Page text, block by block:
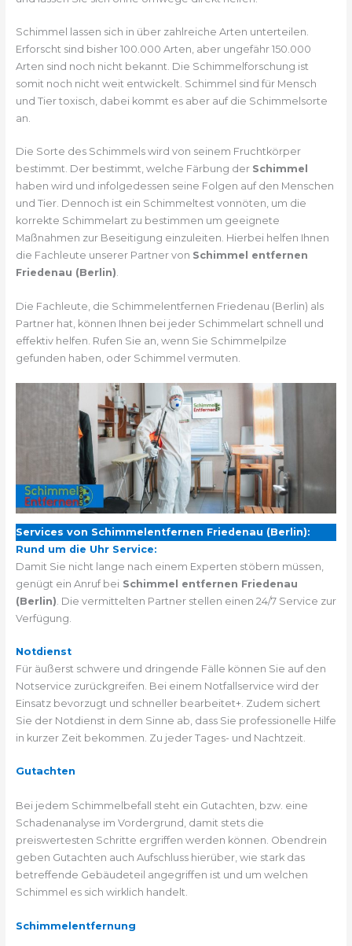
Schimmel lassen sich in über zahlreiche Arten unterteilen.
Erforscht sind bisher 100.000 Arten, aber ungefähr 150.000
Arten sind noch nicht bekannt. Die Schimmelforschung ist
somit noch nicht weit entwickelt. Schimmel sind für Mensch
und Tier toxisch, dabei kommt es aber auf die Schimmelsorte
an.
Die Sorte des Schimmels wird von seinem Fruchtkörper
bestimmt. Der bestimmt, welche Färbung der Schimmel
haben wird und infolgedessen seine Folgen auf den Menschen
und Tier. Dennoch ist ein Schimmeltest vonnöten, um die
korrekte Schimmelart zu bestimmen um geeignete
Maßnahmen zur Beseitigung einzuleiten. Hierbei helfen Ihnen
die Fachleute unserer Partner von Schimmel entfernen
Friedenau (Berlin).
Die Fachleute, die Schimmelentfernen Friedenau (Berlin) als
Partner hat, können Ihnen bei jeder Schimmelart schnell und
effektiv helfen. Rufen Sie an, wenn Sie Schimmelpilze
gefunden haben, oder Schimmel vermuten.
Services von Schimmelentfernen Friedenau (Berlin):
Rund um die Uhr Service:
Damit Sie nicht lange nach einem Experten stöbern müssen,
genügt ein Anruf bei Schimmel entfernen Friedenau
(Berlin) . Die vermittelten Partner stellen einen 24/7 Service zur
Verfügung.
Notdienst
Für äußerst schwere und dringende Fälle können Sie auf den
Notservice zurückgreifen. Bei einem Notfallservice wird der
Einsatz bevorzugt und schneller bearbeitet+. Zudem sichert
Sie der Notdienst in dem Sinne ab, dass Sie professionelle Hilfe
in kurzer Zeit bekommen. Zu jeder Tages- und Nachtzeit.
Gutachten
Bei jedem Schimmelbefall steht ein Gutachten, bzw. eine
Schadenanalyse im Vordergrund, damit stets die
preiswertesten Schritte ergriffen werden können. Obendrein
geben Gutachten auch Aufschluss hierüber, wie stark das
betreffende Gebäudeteil angegriffen ist und um welchen
Schimmel es sich wirklich handelt.
Schimmelentfernung